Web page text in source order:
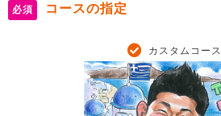
必須 コースの指定
カスタムコース